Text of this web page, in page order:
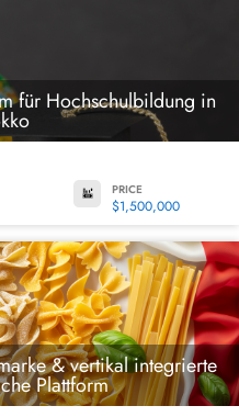
für Hochschulbildung in
PRICE
$1,500,000
& vertikal integrierte
Plattform